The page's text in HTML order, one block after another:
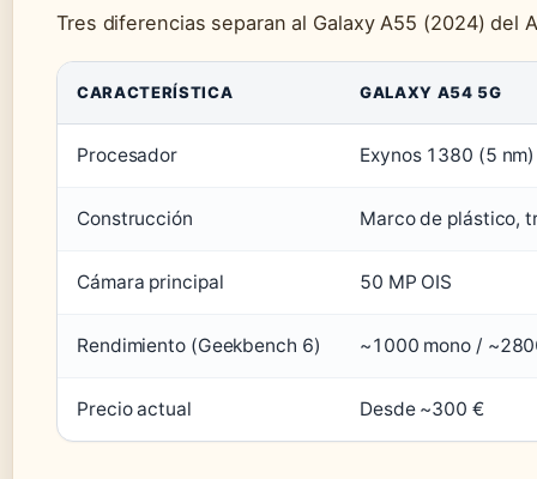
Tres diferencias separan al Galaxy A55 (2024) del
CARACTERÍSTICA GALAXY A54 5G
Procesador Exynos 1380 (5 nm)
Construcción Marco de plástico,
Cámara principal 50 MP OIS
Rendimiento (Geekbench 6) ~1000 mono /
Precio actual Desde ~300 €